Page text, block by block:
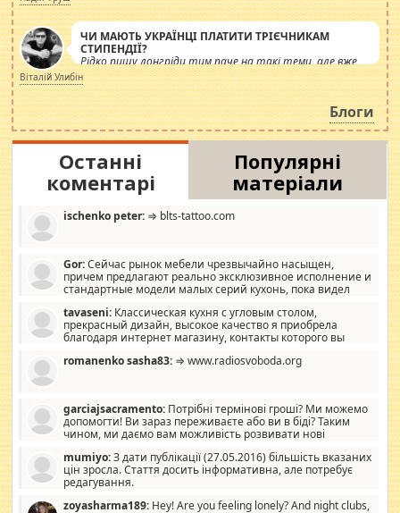
ЧИ МАЮТЬ УКРАЇНЦІ ПЛАТИТИ ТРІЄЧНИКАМ
СТИПЕНДІЇ?
Рідко пишу лонгріди тим паче на такі теми, але вже
просто дістало! Обурюють сьогоднішні інсенуації
навколо стипендіального питання. Штучно
роздувається ще одна соціальна катастрофа.
Віталій Улибін
Блоги
Останні
коментарі
Популярні
матеріали
ischenko peter: ⇒ blts-tattoo.com
Gor:Сейчас рынок мебели чрезвычайно насыщен,
причем предлагают реально эксклюзивное исполнение и
стандартные модели малых серий кухонь, пока видел
стандартные формы, в MebelOk, креативненько и что главное -
со вкусом все в порядке, без ненужных наворотов удорожающих
мебель, а это не последний фактор.
tavaseni: Классическая кухня с угловым столом,
прекрасный дизайн, высокое качество я приобрела
благодаря интернет магазину, контакты которого вы
romanenko sasha83: ⇒ www.radiosvoboda.org
garciajsacramento: Потрібні термінові гроші? Ми можемо
допомогти! Ви зараз переживаєте або ви в біді? Таким
чином, ми даємо вам можливість розвивати нові
допомагати людям, які намагаються дати їм шанс. Кожен
заслуговує на другий шанс, і, оскільки влада не зможе, вони
повинні приймати від інших. Для нас нема багато суми, і зрілість
витрат, а тільки узгоджених сум і нічого іншого. Не чекайте і не
mumiyo:З дати публікації (27.05.2016) більшість вказаних
цін зросла. Стаття досить інформативна, але потребує
редагування.
zoyasharma189: Hey! Are you feeling lonely? And night clubs,